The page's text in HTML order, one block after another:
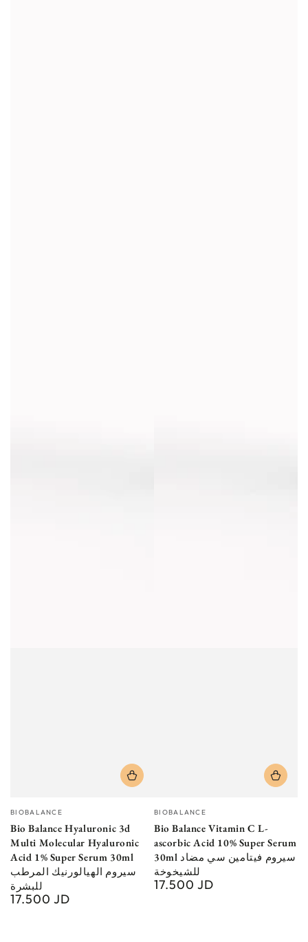
Vendor:
BIOBALANCE
Bio Balance Hyaluronic 3d
Multi Molecular Hyaluronic
Acid 1% Super Serum 30ml
سيروم الهيالورنيك المرطب
للبشرة
Regular
17.500 JD
Vendor:
BIOBALANCE
Bio Balance Vitamin C L-
ascorbic Acid 10% Super Serum
30ml سيروم فيتامين سي مضاد
للشيخوخة
Regular
17.500 JD